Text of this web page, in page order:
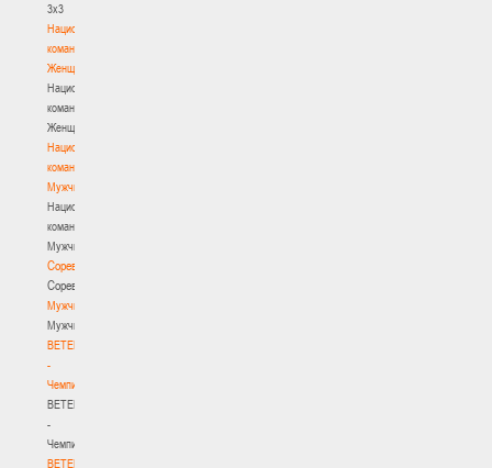
3х3
Национальная
команда.
Женщины
Национальная
команда.
Женщины
Национальная
команда.
Мужчины
Национальная
команда.
Мужчины
Соревнования
Соревнования
Мужчины
Мужчины
BETERA
-
Чемпионат
BETERA
-
Чемпионат
BETERA